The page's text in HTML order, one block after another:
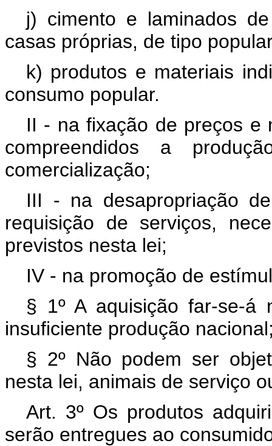
j) cimento e laminados
casas próprias, de tipo
k) produtos e materiais
consumo popular.
II - na fixação de preços e
compreendidos a
comercialização;
III - na desapropriação
requisição de serviços,
previstos nesta lei;
IV - na promoção de
§ 1º A aquisição far-se-á
insuficiente produção
§ 2º Não podem ser
nesta lei, animais de serviço
Art. 3º Os produtos
serão entregues ao